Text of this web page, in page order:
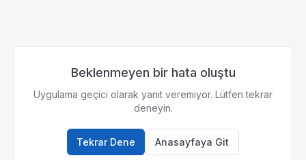
Beklenmeyen bir hata oluştu
Uygulama geçici olarak yanıt veremiyor. Lütfen tekrar
deneyin.
Tekrar Dene Anasayfaya Git